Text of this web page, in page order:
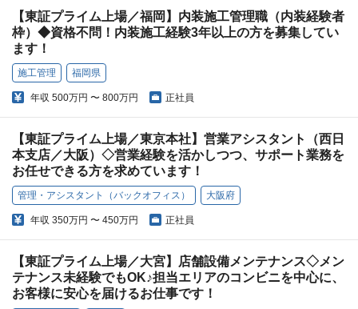
【東証プライム上場／福岡】内装施工管理職（内装経験者
枠）◆資格不問！内装施工経験3年以上の方を募集してい
ます！
施工管理 福岡県
年収 500万円 〜 800万円 正社員
【東証プライム上場／東京本社】営業アシスタント（西日
本支店／大阪）◇営業経験を活かしつつ、サポート業務を
お任せできる方を求めています！
管理・アシスタント（バックオフィス） 大阪府
年収 350万円 〜 450万円 正社員
【東証プライム上場／大宮】店舗設備メンテナンス◇メン
テナンス未経験でもOK♪担当エリアのコンビニを中心に、
お客様に安心を届けるお仕事です！